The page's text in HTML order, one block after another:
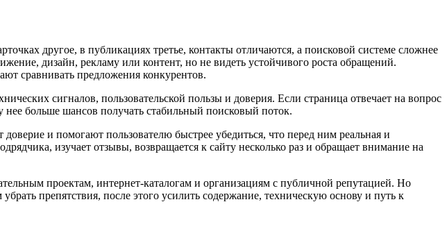
другое, в публикациях третье, контакты отличаются, а поисковой системе сложнее
дизайн, рекламу или контент, но не видеть устойчивого роста обращений.
сравнивать предложения конкурентов.
сигналов, пользовательской пользы и доверия. Если страница отвечает на вопрос
нее больше шансов получать стабильный поисковый поток.
и помогают пользователю быстрее убедиться, что перед ним реальная и
изучает отзывы, возвращается к сайту несколько раз и обращает внимание на
проектам, интернет-каталогам и организациям с публичной репутацией. Но
препятствия, после этого усилить содержание, техническую основу и путь к